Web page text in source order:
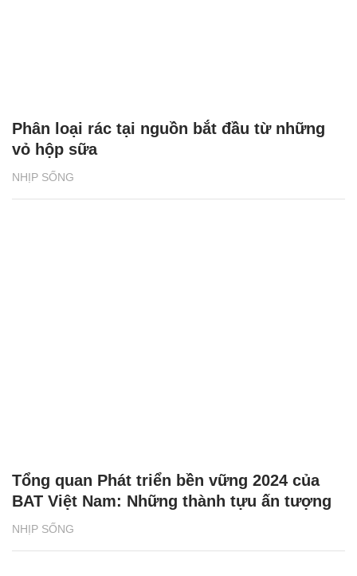
NHỊP SỐNG
Phân loại rác tại nguồn bắt đầu từ những
vỏ hộp sữa
NHỊP SỐNG
Tổng quan Phát triển bền vững 2024 của
BAT Việt Nam: Những thành tựu ấn tượng